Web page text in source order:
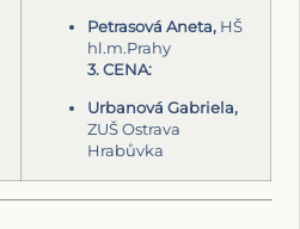
Petrasová Aneta, HŠ
hl.m.Prahy
3. CENA:
Urbanová Gabriela,
ZUŠ Ostrava
Hrabůvka